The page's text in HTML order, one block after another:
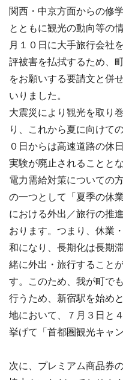
関西・中京方面からの修
とともに観光の動向等の
月１０日に大手旅行会社
評被害を払拭するため、
をお願いする要請文と併
いりました。
大震災により観光を取り
り、これから夏に向けて
０日からは高速道路の休
実験が廃止されることと
電力需給対策についての
の一つとして「夏季の休
における外出／旅行の推
おります。つまり、休業
和になり、長期化は長期
緒に外出・旅行すること
す。このため、我が町で
行うため、新宿駅を始め
地において、７月３日と
挙げて「首都圏観光キャ
次に、プレミアム商品券